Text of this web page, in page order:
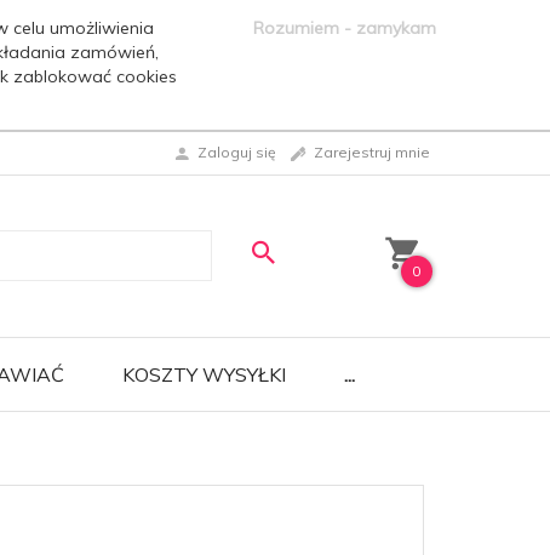
celu umożliwienia
zamówień,
zablokować cookies
Rozumiem - zamykam
Zaloguj się Zarejestruj mnie
0
KOSZTY WYSYŁKI ...